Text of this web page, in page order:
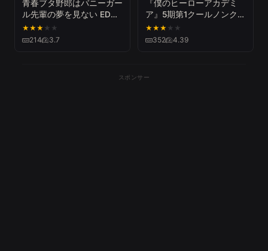
青春ブタ野郎はバニーガー
ル先輩の夢を見ない EDテ
ーマ「不可思議のカルテ」
古賀朋絵ソロVer.
★★★ ★ ★
214 3.7
『僕のヒーローアカデミ
ア』5期第1クールノンクレ
ジットオープニング映像／
OPテーマ:「No.1」DISH//
★★★ ★ ★
352 4.39
スポンサー